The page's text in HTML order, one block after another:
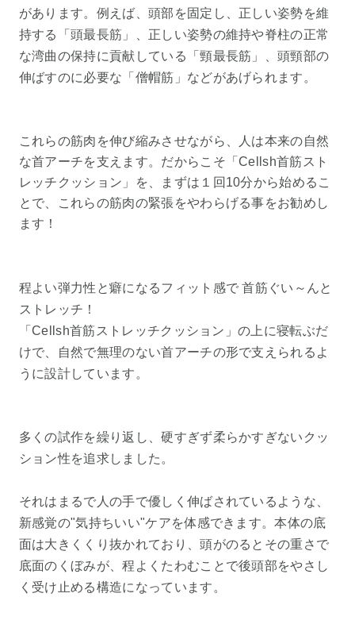
があります。例えば、頭部を固定し、正しい姿勢を維
持する「頭最長筋」、正しい姿勢の維持や脊柱の正常
な湾曲の保持に貢献している「頸最長筋」、頭頸部の
伸ばすのに必要な「僧帽筋」などがあげられます。
これらの筋肉を伸び縮みさせながら、人は本来の自然
な首アーチを支えます。だからこそ「Cellsh首筋スト
レッチクッション」を、まずは１回10分から始めるこ
とで、これらの筋肉の緊張をやわらげる事をお勧めし
ます！
程よい弾力性と癖になるフィット感で 首筋ぐい～んと
ストレッチ！
「Cellsh首筋ストレッチクッション」の上に寝転ぶだ
けで、自然で無理のない首アーチの形で支えられるよ
うに設計しています。
多くの試作を繰り返し、硬すぎず柔らかすぎないクッ
ション性を追求しました。
それはまるで人の手で優しく伸ばされているような、
新感覚の"気持ちいい"ケアを体感できます。本体の底
面は大きくくり抜かれており、頭がのるとその重さで
底面のくぼみが、程よくたわむことで後頭部をやさし
く受け止める構造になっています。